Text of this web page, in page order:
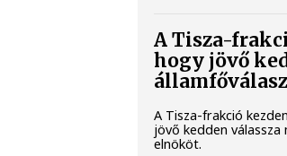
A Tisza-
hogy jövő
A Tisza-frakció
jövő kedden
elnököt.